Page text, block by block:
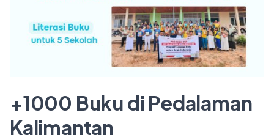
+1000 Buku di Pedalaman
Kalimantan